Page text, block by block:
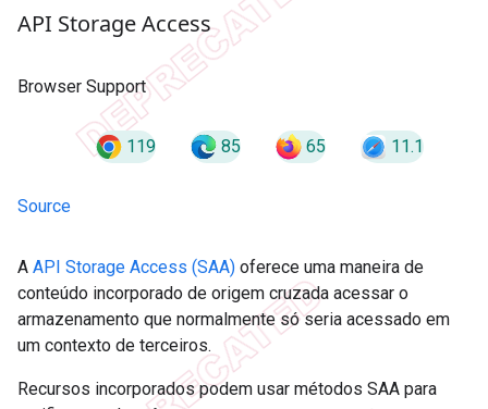
API Storage Access
Browser Support
119 85 65 11.1
Source
A API Storage Access (SAA) oferece uma maneira de
conteúdo incorporado de origem cruzada acessar o
armazenamento que normalmente só seria acessado em
um contexto de terceiros.
Recursos incorporados podem usar métodos SAA para